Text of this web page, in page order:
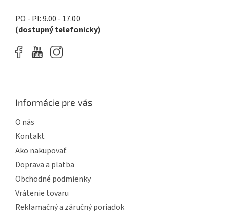
PO - PI: 9.00 - 17.00
(dostupný telefonicky)
Informácie pre vás
O nás
Kontakt
Ako nakupovať
Doprava a platba
Obchodné podmienky
Vrátenie tovaru
Reklamačný a záručný poriadok